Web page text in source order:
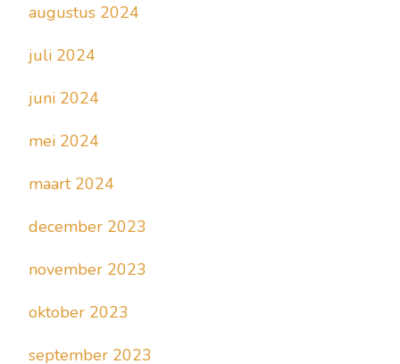
augustus 2024
juli 2024
juni 2024
mei 2024
maart 2024
december 2023
november 2023
oktober 2023
september 2023